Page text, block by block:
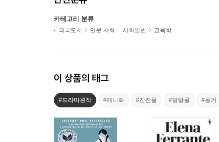
카테고리 분류
외국도서 인문 사회 사회일반 교육학
이 상품의 태그
#드라마원작 #애니화 #잔잔물 #달달물 #동거